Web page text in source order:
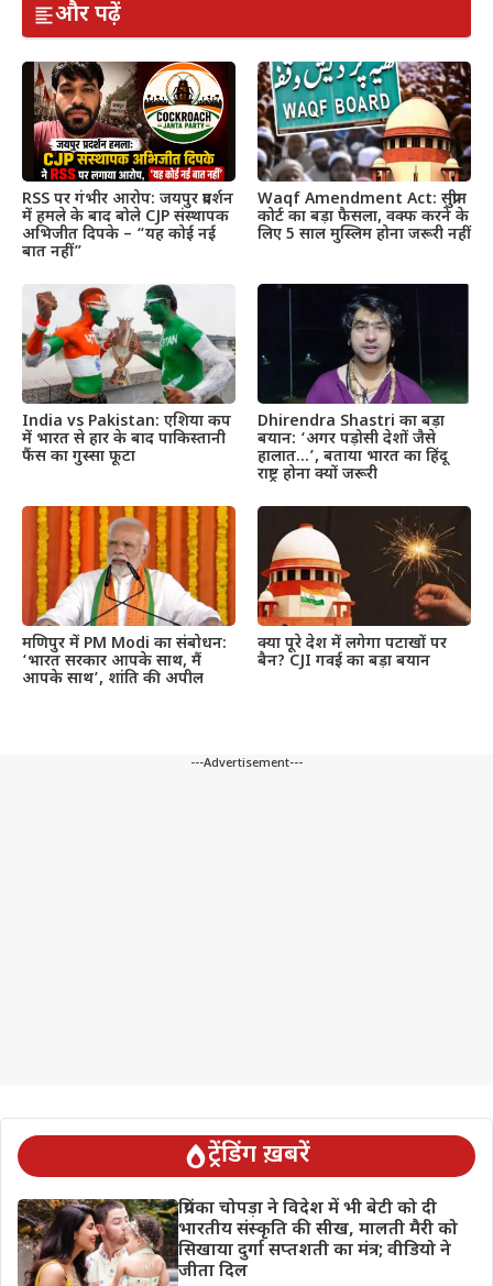
और पढ़ें
RSS पर गंभीर आरोप: जयपुर प्रदर्शन
में हमले के बाद बोले CJP संस्थापक
अभिजीत दिपके – “यह कोई नई
बात नहीं”
Waqf Amendment Act: सुप्रीम
कोर्ट का बड़ा फैसला, वक्फ करने के
लिए 5 साल मुस्लिम होना जरूरी नहीं
India vs Pakistan: एशिया कप
में भारत से हार के बाद पाकिस्तानी
फैंस का गुस्सा फूटा
Dhirendra Shastri का बड़ा
बयान: ‘अगर पड़ोसी देशों जैसे
हालात…’, बताया भारत का हिंदू
राष्ट्र होना क्यों जरूरी
मणिपुर में PM Modi का संबोधन:
‘भारत सरकार आपके साथ, मैं
आपके साथ’, शांति की अपील
क्या पूरे देश में लगेगा पटाखों पर
बैन? CJI गवई का बड़ा बयान
---Advertisement---
ट्रेंडिंग ख़बरें
प्रियंका चोपड़ा ने विदेश में भी बेटी को दी
भारतीय संस्कृति की सीख, मालती मैरी को
सिखाया दुर्गा सप्तशती का मंत्र; वीडियो ने
जीता दिल